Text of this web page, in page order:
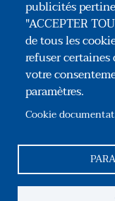
publicités
"ACCEPTER
de tous les
refuser certaines
votre
paramètres.
Cookie
Association
35, rue du
Reseaux